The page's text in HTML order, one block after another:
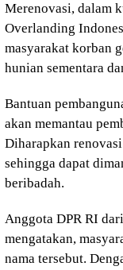
Merenovasi, dalam
Overlanding
masyarakat korban
hunian sementara
Bantuan
akan memantau
Diharapkan
sehingga dapat
beribadah.
Anggota DPR RI
mengatakan,
nama tersebut.